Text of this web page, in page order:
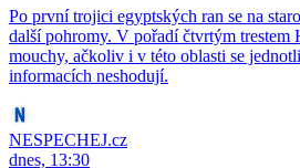
Po první trojici egyptských ran se na
další pohromy. V pořadí čtvrtým trestem
mouchy, ačkoliv i v této oblasti se
informacích neshodují.
NESPECHEJ.cz
dnes, 13:30